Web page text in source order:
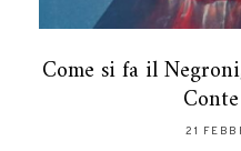
Come si fa il
21